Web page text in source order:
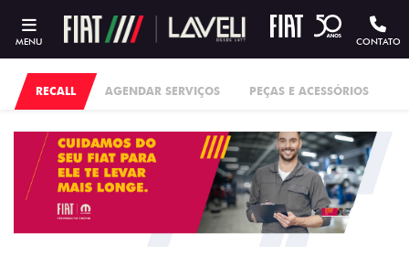
MENU CONTATO
AGENDAR SERVIÇOS PEÇAS E ACESSÓRIOS
RECALL